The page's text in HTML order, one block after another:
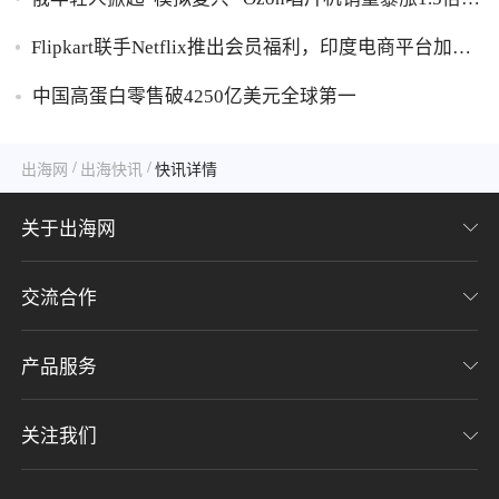
Flipkart联手Netflix推出会员福利，印度电商平台加码
中国高蛋白零售破4250亿美元全球第一
出海网 / 出海快讯 / 快讯详情
关于出海网
关于我们
加入我们
隐私协议
交流合作
联系我们
意见反馈
产品服务
CHWE全球跨境电商展
关注我们